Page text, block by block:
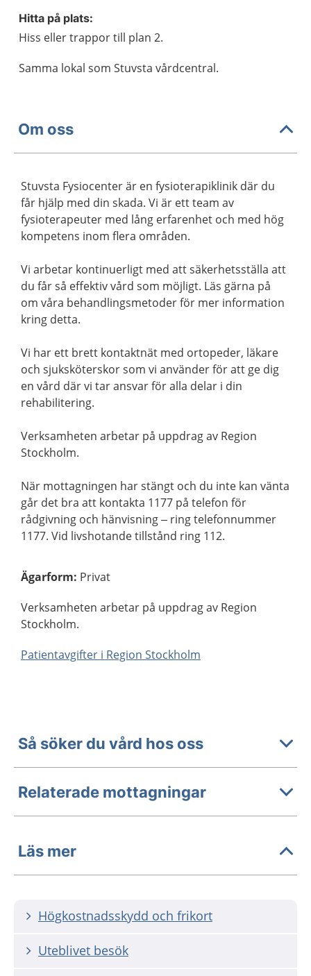
Hitta på plats:
Hiss eller trappor till plan 2.
Samma lokal som Stuvsta vårdcentral.
Om oss
Stuvsta Fysiocenter är en fysioterapiklinik där du
får hjälp med din skada. Vi är ett team av
fysioterapeuter med lång erfarenhet och med hög
kompetens inom flera områden.
Vi arbetar kontinuerligt med att säkerhetsställa att
du får så effektiv vård som möjligt. Läs gärna på
om våra behandlingsmetoder för mer information
kring detta.
Vi har ett brett kontaktnät med ortopeder, läkare
och sjuksköterskor som vi använder för att ge dig
en vård där vi tar ansvar för alla delar i din
rehabilitering.
Verksamheten arbetar på uppdrag av Region
Stockholm.
När mottagningen har stängt och du inte kan vänta
går det bra att kontakta 1177 på telefon för
rådgivning och hänvisning – ring telefonnummer
1177. Vid livshotande tillstånd ring 112.
Ägarform: Privat
Verksamheten arbetar på uppdrag av Region
Stockholm.
Patientavgifter i Region Stockholm
Så söker du vård hos oss
Relaterade mottagningar
Läs mer
Högkostnadsskydd och frikort
Uteblivet besök